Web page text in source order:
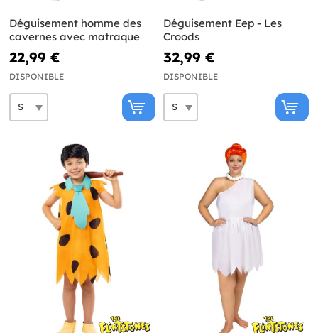
Déguisement homme des
cavernes avec matraque
22,99 €
DISPONIBLE
Déguisement Eep - Les
Croods
32,99 €
DISPONIBLE